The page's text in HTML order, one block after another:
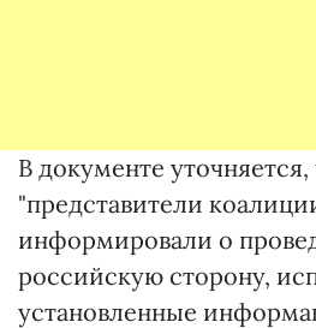
В документе уточняется,
"представители
информировали о
российскую сторону,
установленные